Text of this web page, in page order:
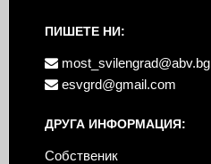
ПИШЕТЕ НИ:
most_svilengrad@abv.bg
esvgrd@gmail.com
ДРУГА ИНФОРМАЦИЯ:
Собственик